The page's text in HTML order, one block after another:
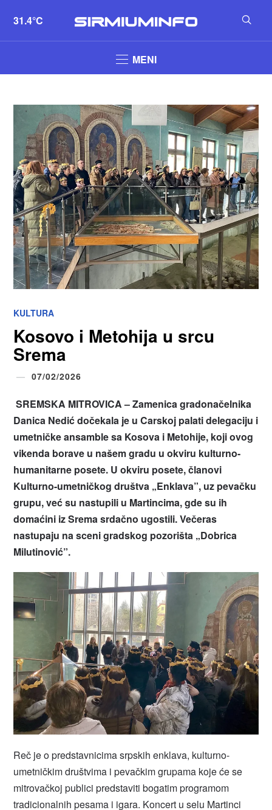
31.4°C
MENI
KULTURA
Kosovo i Metohija u srcu
Srema
07/02/2026
SREMSKA MITROVICA – Zamenica gradonačelnika
Danica Nedić dočekala je u Carskoj palati delegaciju i
umetničke ansamble sa Kosova i Metohije, koji ovog
vikenda borave u našem gradu u okviru kulturno-
humanitarne posete. U okviru posete, članovi
Kulturno-umetničkog društva „Enklava”, uz pevačku
grupu, već su nastupili u Martincima, gde su ih
domaćini iz Srema srdačno ugostili. Večeras
nastupaju na sceni gradskog pozorišta „Dobrica
Milutinović”.
Reč je o predstavnicima srpskih enklava, kulturno-
umetničkim društvima i pevačkim grupama koje će se
mitrovačkoj publici predstaviti bogatim programom
tradicionalnih pesama i igara. Koncert u selu Martinci